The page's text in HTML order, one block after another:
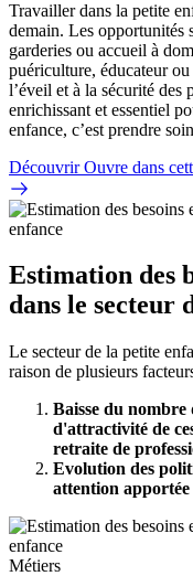
Travailler dans la petite
demain. Les opportunités
garderies ou accueil à
puériculture, éducateur
l’éveil et à la sécurité des
enrichissant et essentiel
enfance, c’est prendre
DécouvrirOuvre dans
Estimation des
dans le secteur
Le secteur de la petite
raison de plusieurs
Baisse du nombre
d'attractivité de
retraite de
Evolution des
attention
Métiers